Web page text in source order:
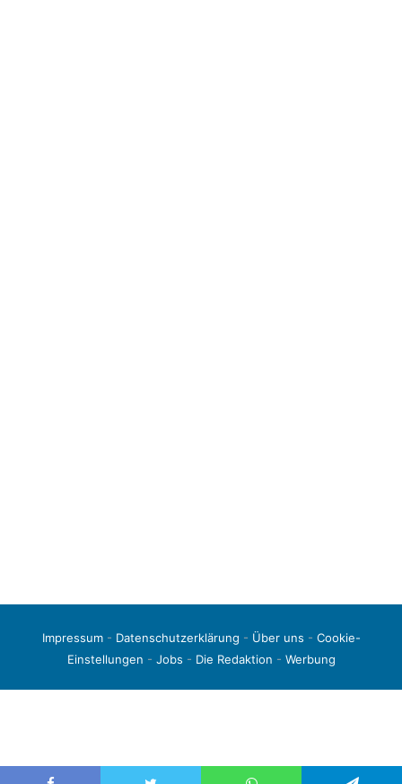
Impressum- Datenschutzerklärung - Über uns - Cookie-
Einstellungen - Jobs - Die Redaktion - Werbung